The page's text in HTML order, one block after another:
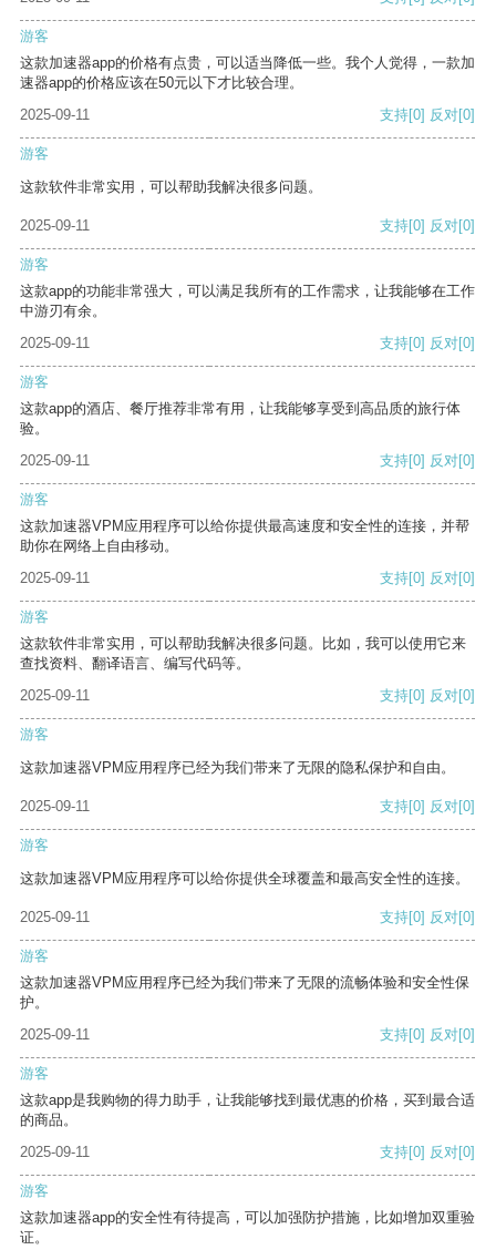
游客
这款加速器app的价格有点贵，可以适当降低一些。我个人觉得，一款加
速器app的价格应该在50元以下才比较合理。
2025-09-11
支持[0] 反对[0]
游客
这款软件非常实用，可以帮助我解决很多问题。
2025-09-11 支持[0] 反对[0]
游客
这款app的功能非常强大，可以满足我所有的工作需求，让我能够在工作
中游刃有余。
2025-09-11
支持[0] 反对[0]
游客
这款app的酒店、餐厅推荐非常有用，让我能够享受到高品质的旅行体
验。
2025-09-11
支持[0] 反对[0]
游客
这款加速器VPM应用程序可以给你提供最高速度和安全性的连接，并帮
助你在网络上自由移动。
2025-09-11
支持[0] 反对[0]
游客
这款软件非常实用，可以帮助我解决很多问题。比如，我可以使用它来
查找资料、翻译语言、编写代码等。
2025-09-11
支持[0] 反对[0]
游客
这款加速器VPM应用程序已经为我们带来了无限的隐私保护和自由。
2025-09-11 支持[0] 反对[0]
游客
这款加速器VPM应用程序可以给你提供全球覆盖和最高安全性的连接。
2025-09-11 支持[0] 反对[0]
游客
这款加速器VPM应用程序已经为我们带来了无限的流畅体验和安全性保
护。
2025-09-11
支持[0] 反对[0]
游客
这款app是我购物的得力助手，让我能够找到最优惠的价格，买到最合适
的商品。
2025-09-11
支持[0] 反对[0]
游客
这款加速器app的安全性有待提高，可以加强防护措施，比如增加双重验
证。